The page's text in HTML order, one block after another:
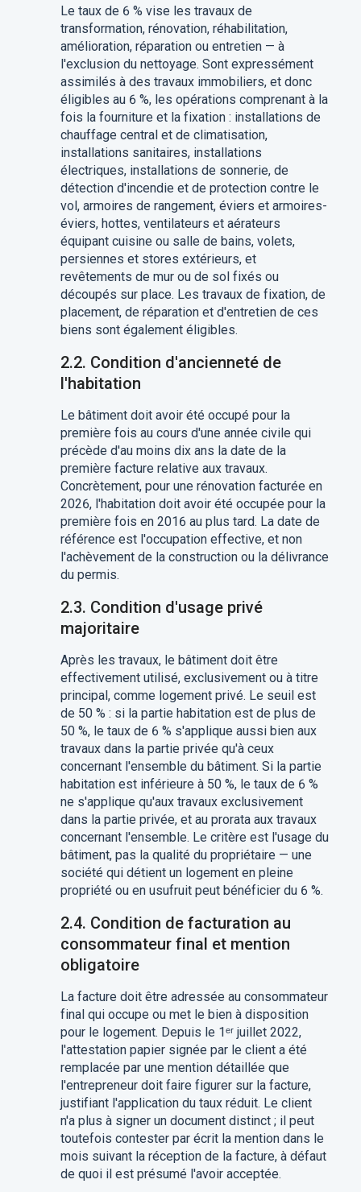
Le taux de 6 % vise les travaux de
transformation, rénovation, réhabilitation,
amélioration, réparation ou entretien — à
l'exclusion du nettoyage. Sont expressément
assimilés à des travaux immobiliers, et donc
éligibles au 6 %, les opérations comprenant à la
fois la fourniture et la fixation : installations de
chauffage central et de climatisation,
installations sanitaires, installations
électriques, installations de sonnerie, de
détection d'incendie et de protection contre le
vol, armoires de rangement, éviers et armoires-
éviers, hottes, ventilateurs et aérateurs
équipant cuisine ou salle de bains, volets,
persiennes et stores extérieurs, et
revêtements de mur ou de sol fixés ou
découpés sur place. Les travaux de fixation, de
placement, de réparation et d'entretien de ces
biens sont également éligibles.
2.2. Condition d'ancienneté de
l'habitation
Le bâtiment doit avoir été occupé pour la
première fois au cours d'une année civile qui
précède d'au moins dix ans la date de la
première facture relative aux travaux.
Concrètement, pour une rénovation facturée en
2026, l'habitation doit avoir été occupée pour la
première fois en 2016 au plus tard. La date de
référence est l'occupation effective, et non
l'achèvement de la construction ou la délivrance
du permis.
2.3. Condition d'usage privé
majoritaire
Après les travaux, le bâtiment doit être
effectivement utilisé, exclusivement ou à titre
principal, comme logement privé. Le seuil est
de 50 % : si la partie habitation est de plus de
50 %, le taux de 6 % s'applique aussi bien aux
travaux dans la partie privée qu'à ceux
concernant l'ensemble du bâtiment. Si la partie
habitation est inférieure à 50 %, le taux de 6 %
ne s'applique qu'aux travaux exclusivement
dans la partie privée, et au prorata aux travaux
concernant l'ensemble. Le critère est l'usage du
bâtiment, pas la qualité du propriétaire — une
société qui détient un logement en pleine
propriété ou en usufruit peut bénéficier du 6 %.
2.4. Condition de facturation au
consommateur final et mention
obligatoire
La facture doit être adressée au consommateur
final qui occupe ou met le bien à disposition
pour le logement. Depuis le 1ᵉʳ juillet 2022,
l'attestation papier signée par le client a été
remplacée par une mention détaillée que
l'entrepreneur doit faire figurer sur la facture,
justifiant l'application du taux réduit. Le client
n'a plus à signer un document distinct ; il peut
toutefois contester par écrit la mention dans le
mois suivant la réception de la facture, à défaut
de quoi il est présumé l'avoir acceptée.